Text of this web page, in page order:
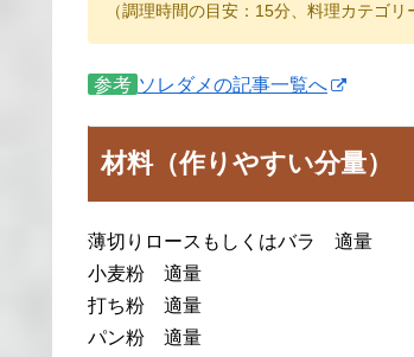
（調理時間の目安：15分、料理カテゴ
参考 ソレダメの記事一覧へ
材料（作りやすい分量）
薄切りロースもしくはバラ 適量
小麦粉 適量
打ち粉 適量
パン粉 適量